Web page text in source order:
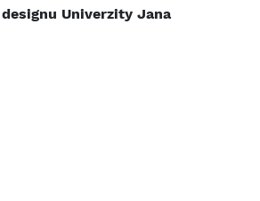
Univerzity Jana